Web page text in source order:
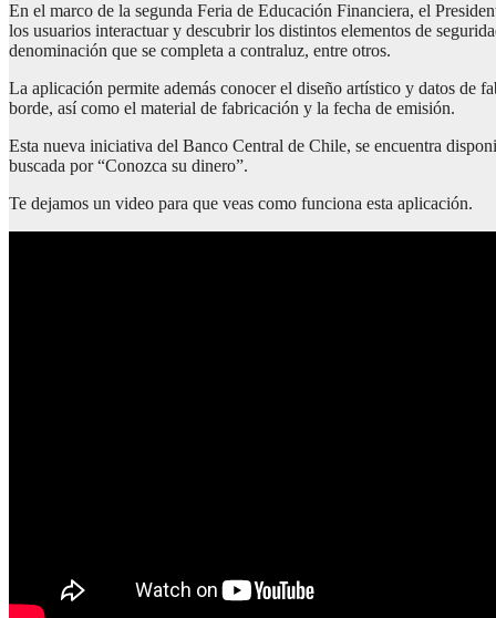
En el marco de la segunda Feria de Educación Financiera, el
los usuarios interactuar y descubrir los distintos elementos de
denominación que se completa a contraluz, entre otros.
La aplicación permite además conocer el diseño artístico y datos de
borde, así como el material de fabricación y la fecha de emisión.
Esta nueva iniciativa del Banco Central de Chile, se encuentra
buscada por “Conozca su dinero”.
Te dejamos un video para que veas como funciona esta aplicación.